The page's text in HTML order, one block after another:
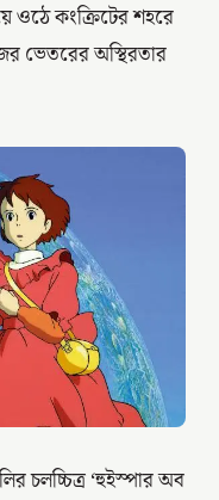
ওঠে কংক্রিটের শহরে
ভেতরের অস্থিরতার
চলচ্চিত্র ‘হুইস্পার অব